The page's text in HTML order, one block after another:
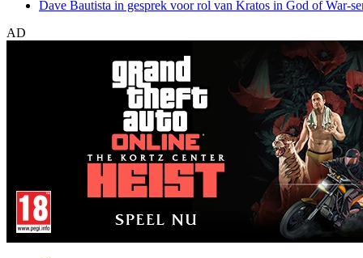
Dave Bautista in gesprek voor rol van Kratos in God of War-
AD